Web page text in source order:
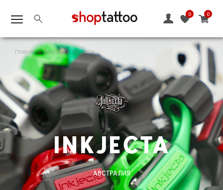
0
0
Главная Бренды InkJecta
INKJECTA
АВСТРАЛИЯ